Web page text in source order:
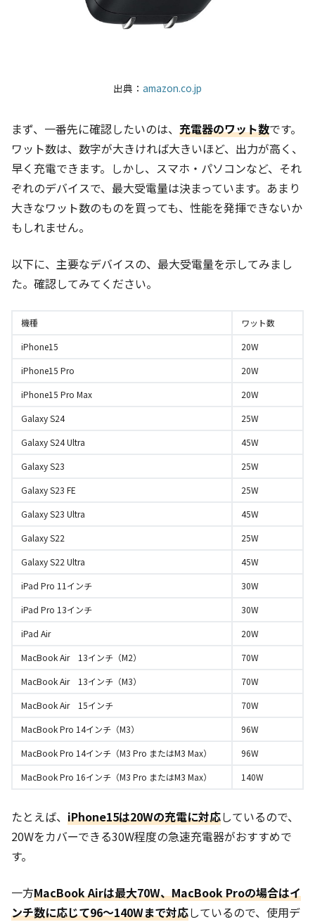
出典： amazon.co.jp
まず、一番先に確認したいのは、 充電器のワット数です。
ワット数は、数字が大きければ大きいほど、出力が高く、
早く充電できます。しかし、スマホ・パソコンなど、それ
ぞれのデバイスで、最大受電量は決まっています。あまり
大きなワット数のものを買っても、性能を発揮できないか
もしれません。
以下に、主要なデバイスの、最大受電量を示してみまし
た。確認してみてください。
機種
ワット数
iPhone15
20W
iPhone15 Pro
20W
iPhone15 Pro Max
20W
Galaxy S24
25W
Galaxy S24 Ultra
45W
Galaxy S23
25W
Galaxy S23 FE
25W
Galaxy S23 Ultra
45W
Galaxy S22
25W
Galaxy S22 Ultra
45W
iPad Pro 11インチ
30W
iPad Pro 13インチ
30W
iPad Air
20W
MacBook Air 13インチ（M2）
70W
MacBook Air 13インチ（M3）
70W
MacBook Air 15インチ
70W
MacBook Pro 14インチ（M3）
96W
MacBook Pro 14インチ（M3 Pro またはM3 Max）
96W
MacBook Pro 16インチ（M3 Pro またはM3 Max）
140W
たとえば、 iPhone15は20Wの充電に対応しているので、
20Wをカバーできる30W程度の急速充電器がおすすめで
す。
一方MacBook Airは最大70W、MacBook Proの場合はイ
ンチ数に応じて96～140Wまで対応しているので、使用デ